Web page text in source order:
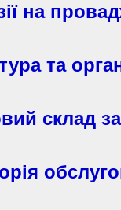
на
та
склад